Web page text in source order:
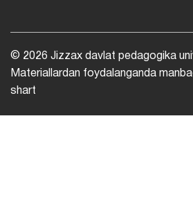
© 2026 Jizzax davlat pedagogika
Materiallardan foydalanganda
shart